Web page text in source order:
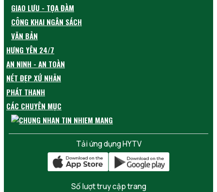
GIAO LƯU - TỌA ĐÀM
CÔNG KHAI NGÂN SÁCH
VĂN BẢN
HƯNG YÊN 24/7
AN NINH - AN TOÀN
NÉT ĐẸP XỨ NHÃN
PHÁT THANH
CÁC CHUYÊN MỤC
Tải ứng dụng HYTV
Số lượt truy cập trang